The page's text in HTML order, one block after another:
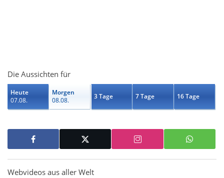
Die Aussichten für
Heute
07.08.
Morgen
08.08.
3 Tage 7 Tage 16 Tage
Webvideos aus aller Welt